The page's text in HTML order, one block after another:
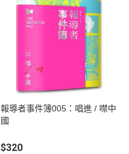
報導者事件簿005：唱進 / 噤中
國
$320